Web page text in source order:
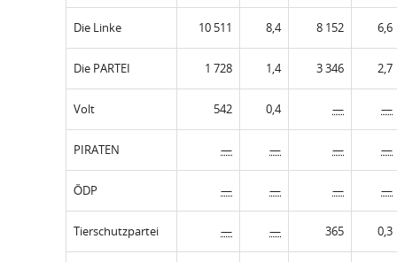
Die Linke 10 511 8,4 8 152 6,6
Die PARTEI 1 728 1,4 3 346 2,7
Volt 542 0,4 — —
PIRATEN — — — —
ÖDP — — — —
Tierschutzpartei — — 365 0,3